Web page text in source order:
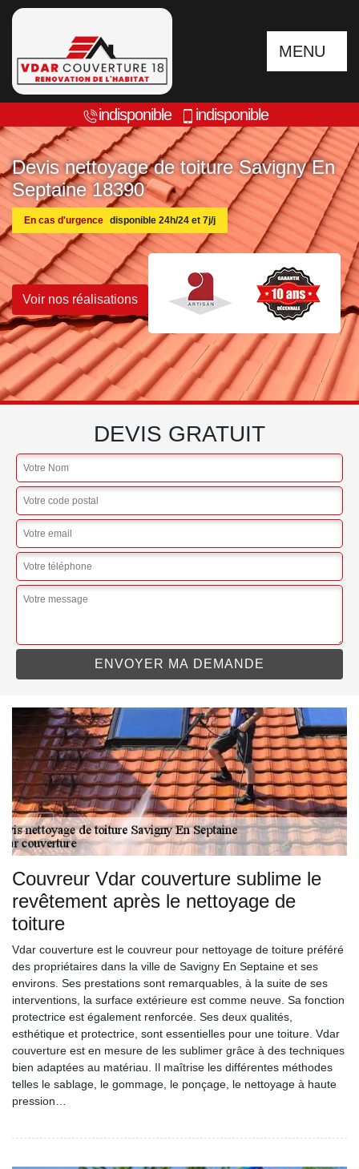
MENU
indisponible indisponible
Devis nettoyage de toiture Savigny En
Septaine 18390
En cas d'urgence disponible 24h/24 et 7j/j
Voir nos réalisations
DEVIS GRATUIT
Couvreur Vdar couverture sublime le
revêtement après le nettoyage de
toiture
Vdar couverture est le couvreur pour nettoyage de toiture préféré
des propriétaires dans la ville de Savigny En Septaine et ses
environs. Ses prestations sont remarquables, à la suite de ses
interventions, la surface extérieure est comme neuve. Sa fonction
protectrice est également renforcée. Ses deux qualités,
esthétique et protectrice, sont essentielles pour une toiture. Vdar
couverture est en mesure de les sublimer grâce à des techniques
bien adaptées au matériau. Il maîtrise les différentes méthodes
telles le sablage, le gommage, le ponçage, le nettoyage à haute
pression…